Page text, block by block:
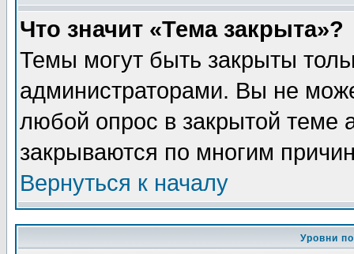
Что значит «Тема закрыта»?
Темы могут быть закрыты
администраторами. Вы не
любой опрос в закрытой теме
закрываются по многим
Вернуться к началу
Уровни